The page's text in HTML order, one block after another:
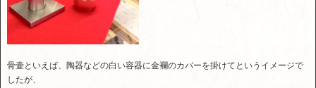
骨壷といえば、陶器などの白い容器に金襴のカバーを掛けてというイメージで
したが、